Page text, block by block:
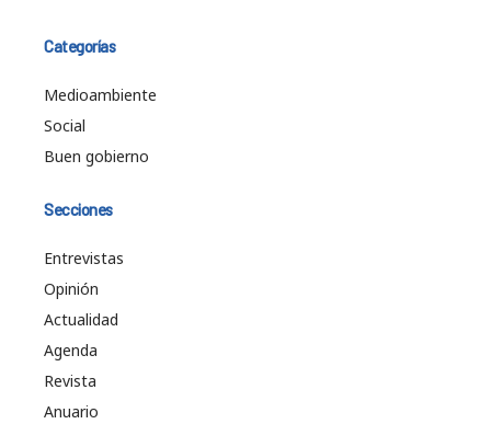
Categorías
Medioambiente
Social
Buen gobierno
Secciones
Entrevistas
Opinión
Actualidad
Agenda
Revista
Anuario